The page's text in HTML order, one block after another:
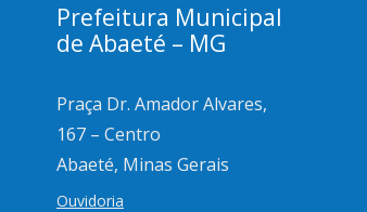
Prefeitura Municipal
de Abaeté – MG
Praça Dr. Amador Alvares,
167 – Centro
Abaeté, Minas Gerais
Ouvidoria